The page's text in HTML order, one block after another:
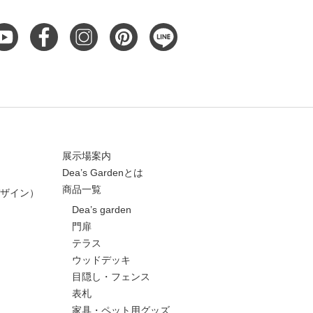
イン）
展示場案内
Dea’s Gardenとは
商品一覧
Dea’s garden
門扉
テラス
ウッドデッキ
目隠し・フェンス
表札
家具・ペット用グッズ